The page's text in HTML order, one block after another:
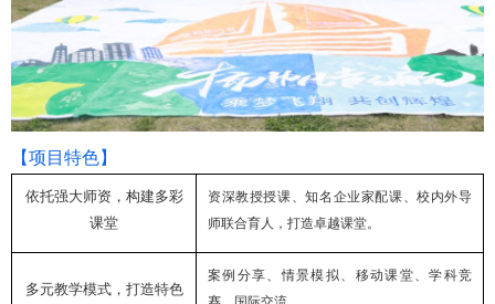
【项目特色】
依托强大师资，构建多彩
课堂
资深教授授课、知名企业家配课、校内外导
师联合育人，打造卓越课堂。
多元教学模式，打造特色
案例分享、情景模拟、移动课堂、学科竞